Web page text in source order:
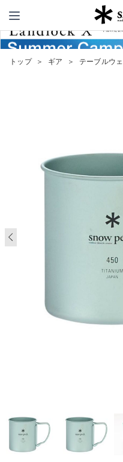
トップ ＞ ギア ＞ テーブルウ